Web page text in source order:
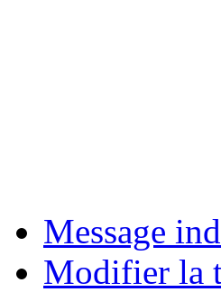
Message
Modifier la